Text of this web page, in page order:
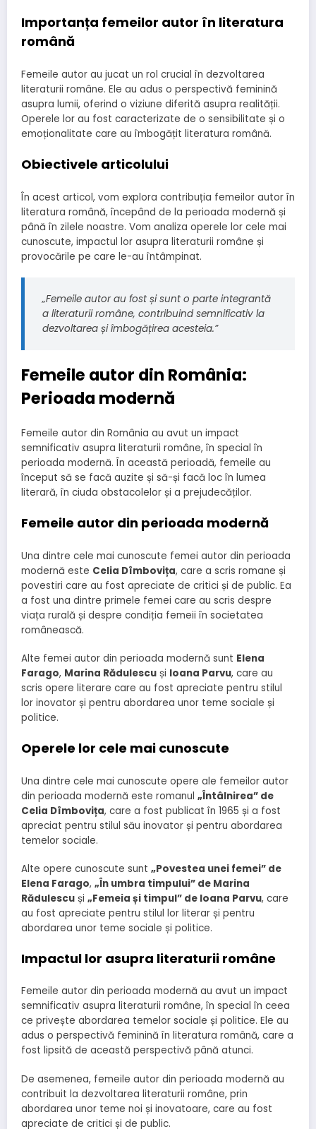
Importanța femeilor autor în literatura
română
Femeile autor au jucat un rol crucial în dezvoltarea
literaturii române. Ele au adus o perspectivă feminină
asupra lumii, oferind o viziune diferită asupra realității.
Operele lor au fost caracterizate de o sensibilitate și o
emoționalitate care au îmbogățit literatura română.
Obiectivele articolului
În acest articol, vom explora contribuția femeilor autor în
literatura română, începând de la perioada modernă și
până în zilele noastre. Vom analiza operele lor cele mai
cunoscute, impactul lor asupra literaturii române și
provocările pe care le-au întâmpinat.
„Femeile autor au fost și sunt o parte integrantă
a literaturii române, contribuind semnificativ la
dezvoltarea și îmbogățirea acesteia.”
Femeile autor din România:
Perioada modernă
Femeile autor din România au avut un impact
semnificativ asupra literaturii române, în special în
perioada modernă. În această perioadă, femeile au
început să se facă auzite și să-și facă loc în lumea
literară, în ciuda obstacolelor și a prejudecăților.
Femeile autor din perioada modernă
Una dintre cele mai cunoscute femei autor din perioada
modernă este Celia Dîmbovița, care a scris romane și
povestiri care au fost apreciate de critici și de public. Ea
a fost una dintre primele femei care au scris despre
viața rurală și despre condiția femeii în societatea
românească.
Alte femei autor din perioada modernă sunt Elena
Farago, Marina Rădulescu și Ioana Parvu, care au
scris opere literare care au fost apreciate pentru stilul
lor inovator și pentru abordarea unor teme sociale și
politice.
Operele lor cele mai cunoscute
Una dintre cele mai cunoscute opere ale femeilor autor
din perioada modernă este romanul „Întâlnirea” de
Celia Dîmbovița, care a fost publicat în 1965 și a fost
apreciat pentru stilul său inovator și pentru abordarea
temelor sociale.
Alte opere cunoscute sunt „Povestea unei femei” de
Elena Farago, „În umbra timpului” de Marina
Rădulescu și „Femeia și timpul” de Ioana Parvu, care
au fost apreciate pentru stilul lor literar și pentru
abordarea unor teme sociale și politice.
Impactul lor asupra literaturii române
Femeile autor din perioada modernă au avut un impact
semnificativ asupra literaturii române, în special în ceea
ce privește abordarea temelor sociale și politice. Ele au
adus o perspectivă feminină în literatura română, care a
fost lipsită de această perspectivă până atunci.
De asemenea, femeile autor din perioada modernă au
contribuit la dezvoltarea literaturii române, prin
abordarea unor teme noi și inovatoare, care au fost
apreciate de critici și de public.